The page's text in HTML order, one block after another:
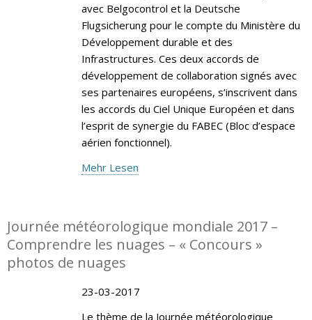
avec Belgocontrol et la Deutsche
Flugsicherung pour le compte du Ministère du
Développement durable et des
Infrastructures. Ces deux accords de
développement de collaboration signés avec
ses partenaires européens, s’inscrivent dans
les accords du Ciel Unique Européen et dans
l’esprit de synergie du FABEC (Bloc d’espace
aérien fonctionnel).
Mehr Lesen
Journée météorologique mondiale 2017 –
Comprendre les nuages – « Concours »
photos de nuages
23-03-2017
Le thème de la Journée météorologique